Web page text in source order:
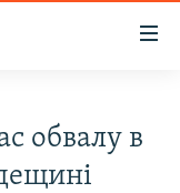
обвалу в